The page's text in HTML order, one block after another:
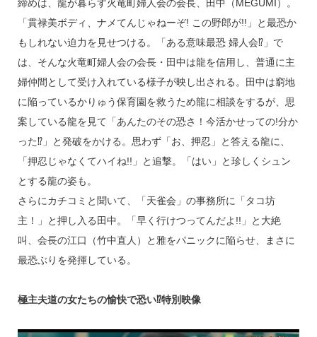
締めは、龍が暮らす火竜町婦人会の会長、田中（MEGUMI）。
「貫禄美ボディ、ナメてんじゃねーぞ! この野郎が!!」と最恐か
もしれない迫力を見せつける。「ある意味最恐 婦人会⁉」で
は、そんな火竜町婦人会の会長・田中は龍を信用し、普通に主
婦仲間として受け入れている様子が映し出される。田中は窮地
に陥っているかりゅう保育園を救うため龍に相談をするが、思
案している龍を見て「あんたのその恐さ！今活かせっての!分か
った⁉」と発破をかける。思わず「お、押忍」と答える龍に、
「押忍じゃなくてハイね!!」と追撃。「はい」と珍しくシュン
とする龍の姿も。
さらにカチコミと聞いて、「天雀会」の事務所に「タコ坊
主！」と押し入る田中。「早く行けつってんだよ!!」と大絶
叫、会長の江口（竹中直人）と雅をパニックに陥らせ、まさに
最恐ぶりを発揮している。
極主夫道の女たちの愉快で恐い⁉特別映像